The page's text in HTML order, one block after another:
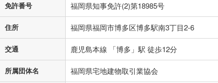
免許番号 福岡県知事免許(2)第18985号
住所 福岡県福岡市博多区博多駅南3丁目2-6
交通 鹿児島本線 「博多」駅 徒歩12分
所属団体名 福岡県宅地建物取引業協会